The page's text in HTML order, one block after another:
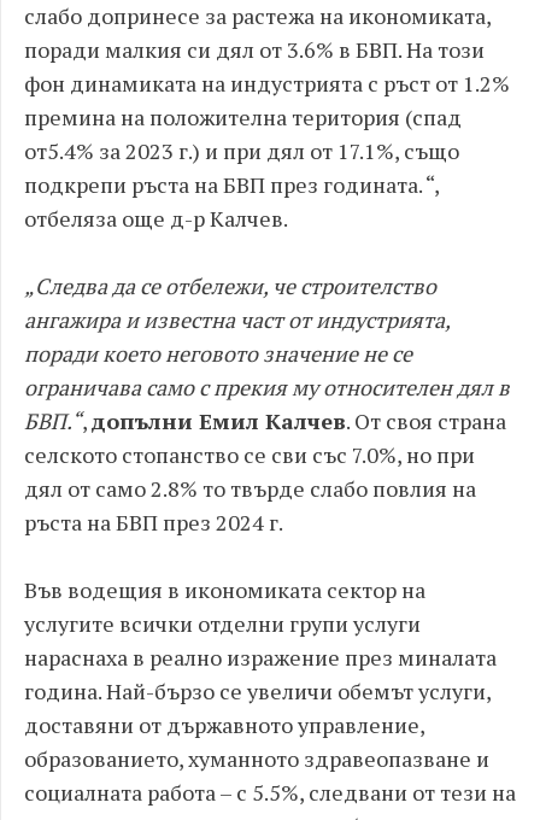
слабо допринесе за растежа на икономиката,
поради малкия си дял от 3.6% в БВП. На този
фон динамиката на индустрията с ръст от 1.2%
премина на положителна територия (спад
от5.4% за 2023 г.) и при дял от 17.1%, също
подкрепи ръста на БВП през годината. “,
отбеляза още д-р Калчев.
„Следва да се отбележи, че строителство
ангажира и известна част от индустрията,
поради което неговото значение не се
ограничава само с прекия му относителен дял в
БВП.“,допълни Емил Калчев. От своя страна
селското стопанство се сви със 7.0%, но при
дял от само 2.8% то твърде слабо повлия на
ръста на БВП през 2024 г.
Във водещия в икономиката сектор на
услугите всички отделни групи услуги
нараснаха в реално изражение през миналата
година. Най-бързо се увеличи обемът услуги,
доставяни от държавното управление,
образованието, хуманното здравеопазване и
социалната работа – с 5.5%, следвани от тези на